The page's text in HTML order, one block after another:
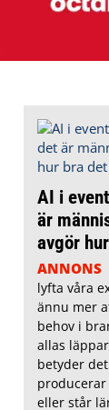
AI i
är
avgör
ANNONS
lyfta våra
ännu mer
behov i
allas
betyder
eller står